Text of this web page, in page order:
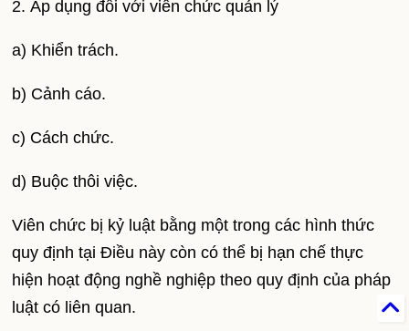
2. Áp dụng đối với viên chức quản lý
a) Khiển trách.
b) Cảnh cáo.
c) Cách chức.
d) Buộc thôi việc.
Viên chức bị kỷ luật bằng một trong các hình thức
quy định tại Điều này còn có thể bị hạn chế thực
hiện hoạt động nghề nghiệp theo quy định của pháp
luật có liên quan.